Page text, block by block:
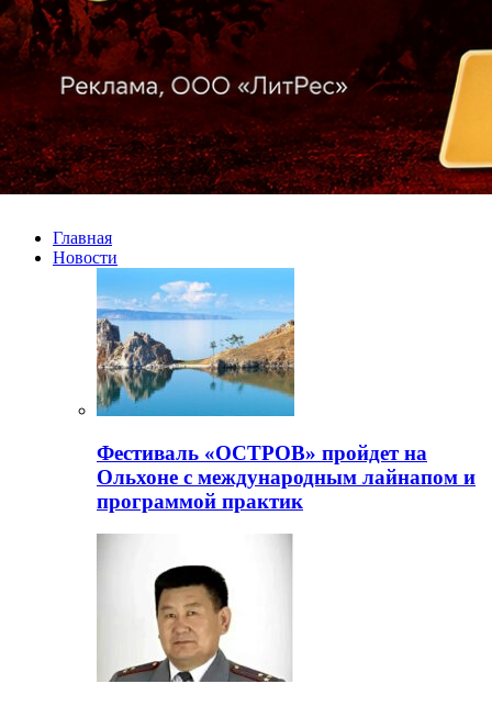
Главная
Новости
Фестиваль «ОСТРОВ» пройдет на
Ольхоне с международным лайнапом и
программой практик